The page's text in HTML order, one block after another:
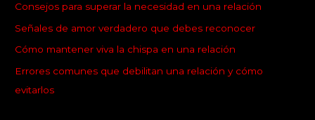
o
r
:
Consejos para superar la necesidad en una relación
Señales de amor verdadero que debes reconocer
Cómo mantener viva la chispa en una relación
Errores comunes que debilitan una relación y cómo
evitarlos